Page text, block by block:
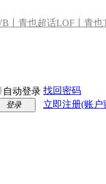
丨青也超话LOF丨青也
自动登录 找回密码
登录 立即注册(账